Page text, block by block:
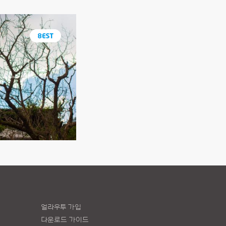
얼라우투 가입
다운로드 가이드